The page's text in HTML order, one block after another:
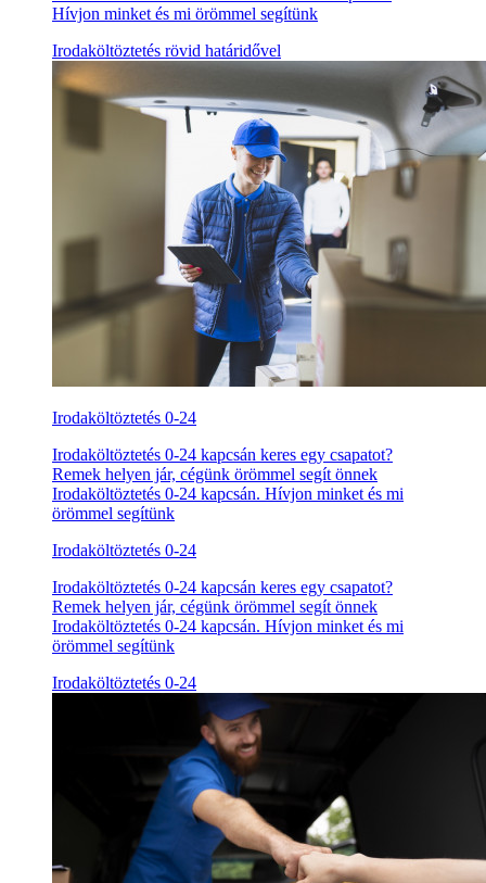
Hívjon minket és mi örömmel segítünk
Irodaköltöztetés rövid határidővel
Irodaköltöztetés 0-24
Irodaköltöztetés 0-24 kapcsán keres egy csapatot?
Remek helyen jár, cégünk örömmel segít önnek
Irodaköltöztetés 0-24 kapcsán. Hívjon minket és mi
örömmel segítünk
Irodaköltöztetés 0-24
Irodaköltöztetés 0-24 kapcsán keres egy csapatot?
Remek helyen jár, cégünk örömmel segít önnek
Irodaköltöztetés 0-24 kapcsán. Hívjon minket és mi
örömmel segítünk
Irodaköltöztetés 0-24